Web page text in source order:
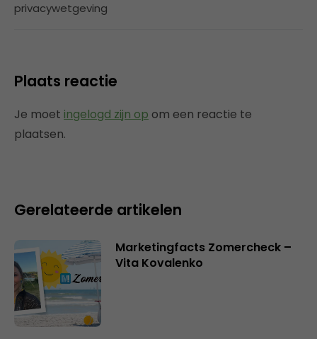
privacywetgeving
Plaats reactie
Je moet ingelogd zijn op om een reactie te
plaatsen.
Gerelateerde artikelen
Marketingfacts Zomercheck –
Vita Kovalenko